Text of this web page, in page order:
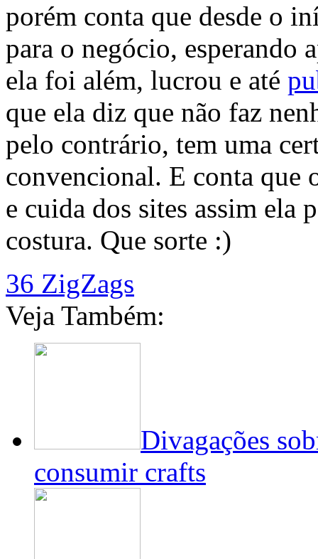
porém conta que desde o
para o negócio, esperando
ela foi além, lucrou e até
que ela diz que não faz
pelo contrário, tem uma
convencional. E conta que
e cuida dos sites assim ela
costura. Que sorte :)
36 ZigZags
Veja Também:
Divagações
consumir crafts